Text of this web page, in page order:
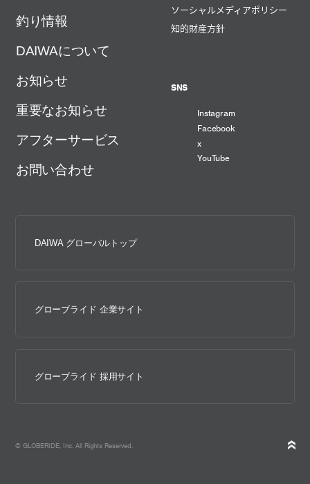
釣り情報
DAIWAについて
お知らせ
重要なお知らせ
アフターサービス
お問い合わせ
ソーシャルメディアポリシー
知的財産方針
SNS
Instagram
Facebook
x
YouTube
DAIWA グローバルトップ
グローブライド 企業サイト
グローブライド 採用サイト
© GLOBERIDE, Inc. All Rights Reserved.